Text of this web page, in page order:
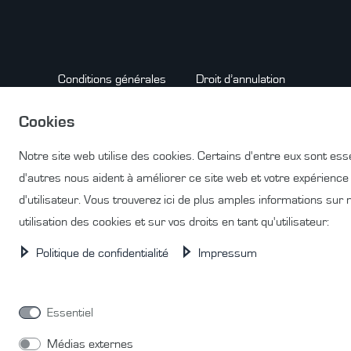
Conditions générales Droit d’annulation
RÉTRACTER LE CONTRAT ICI Contact
Cookies
Notre site web utilise des cookies. Certains d'entre eux sont
d'autres nous aident à améliorer ce site web et votre expérience
d'utilisateur. Vous trouverez ici de plus amples informations sur
utilisation des cookies et sur vos droits en tant qu'utilisateur:
Politique de confidentialité Impressum
Essentiel
Médias externes